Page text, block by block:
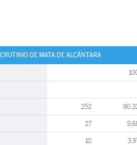
DE MATA DE ALCÁNTARA
252
27
10